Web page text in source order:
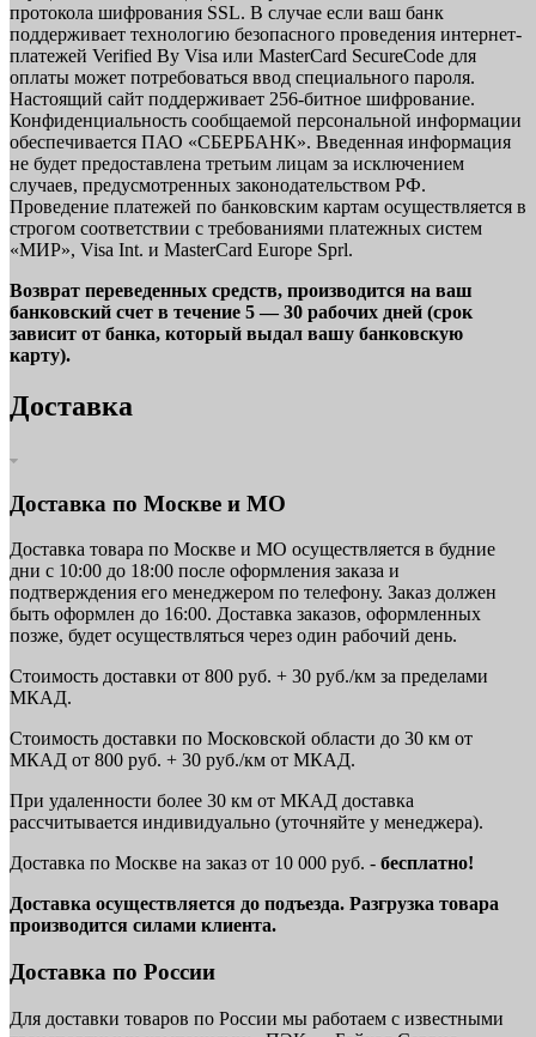
протокола шифрования SSL. В случае если ваш банк
поддерживает технологию безопасного проведения интернет-
платежей Verified By Visa или MasterCard SecureCode для
оплаты может потребоваться ввод специального пароля.
Настоящий сайт поддерживает 256-битное шифрование.
Конфиденциальность сообщаемой персональной информации
обеспечивается ПАО «СБЕРБАНК». Введенная информация
не будет предоставлена третьим лицам за исключением
случаев, предусмотренных законодательством РФ.
Проведение платежей по банковским картам осуществляется в
строгом соответствии с требованиями платежных систем
«МИР», Visa Int. и MasterCard Europe Sprl.
Возврат переведенных средств, производится на ваш
банковский счет в течение 5 — 30 рабочих дней (срок
зависит от банка, который выдал вашу банковскую
карту).
Доставка
Доставка по Москве и МО
Доставка товара по Москве и МО осуществляется в будние
дни с 10:00 до 18:00 после оформления заказа и
подтверждения его менеджером по телефону. Заказ должен
быть оформлен до 16:00. Доставка заказов, оформленных
позже, будет осуществляться через один рабочий день.
Стоимость доставки от 800 руб. + 30 руб./км за пределами
МКАД.
Стоимость доставки по Московской области до 30 км от
МКАД от 800 руб. + 30 руб./км от МКАД.
При удаленности более 30 км от МКАД доставка
рассчитывается индивидуально (уточняйте у менеджера).
Доставка по Москве на заказ от 10 000 руб. - бесплатно!
Доставка осуществляется до подъезда. Разгрузка товара
производится силами клиента.
Доставка по России
Для доставки товаров по России мы работаем с известными